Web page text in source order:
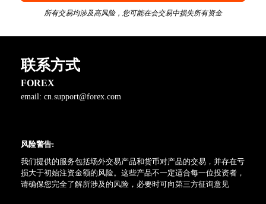
所有交易均涉及高风险，您可能在会交易中损失所有资金
联系方式
FOREX
email: cn.support@forex.com
风险警告:
我们提供的服务包括场外交易产品和货币对产品的交易，并存在亏
损大于初始注资金额的风险。这些产品不一定适合每一位投资者，
请确保您完全了解所涉及的风险，必要时可向第三方征询意见